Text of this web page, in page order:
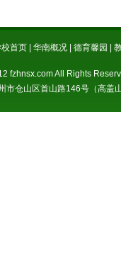
首页 | 华南概况 | 德育馨园 |
fzhnsx.com All Rights
市仓山区首山路146号（高